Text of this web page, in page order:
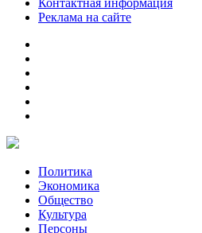
Контактная информация
Реклама на сайте
Политика
Экономика
Общество
Культура
Персоны